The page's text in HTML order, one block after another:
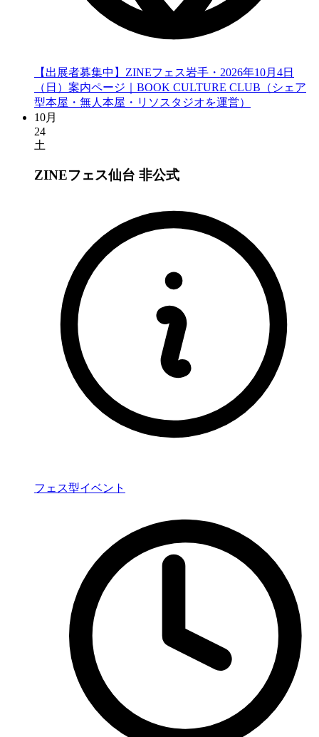
【出展者募集中】ZINEフェス岩手・2026年10月4日
（日）案内ページ｜BOOK CULTURE CLUB（シェア
型本屋・無人本屋・リソスタジオを運営）
10月
24
土
ZINEフェス仙台 非公式
フェス型イベント